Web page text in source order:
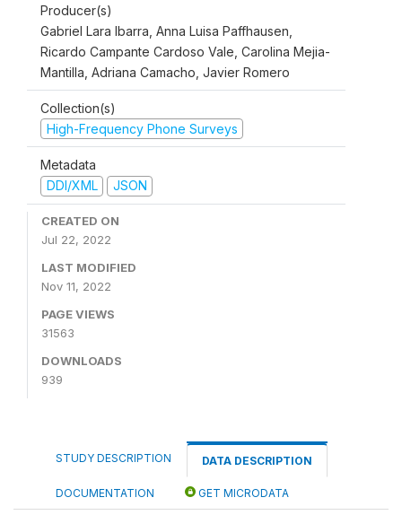
Producer(s)
Gabriel Lara Ibarra, Anna Luisa Paffhausen,
Ricardo Campante Cardoso Vale, Carolina Mejia-
Mantilla, Adriana Camacho, Javier Romero
Collection(s)
High-Frequency Phone Surveys
Metadata
DDI/XML
JSON
CREATED ON
Jul 22, 2022
LAST MODIFIED
Nov 11, 2022
PAGE VIEWS
31563
DOWNLOADS
939
STUDY DESCRIPTION DATA DESCRIPTION
DOCUMENTATION GET MICRODATA